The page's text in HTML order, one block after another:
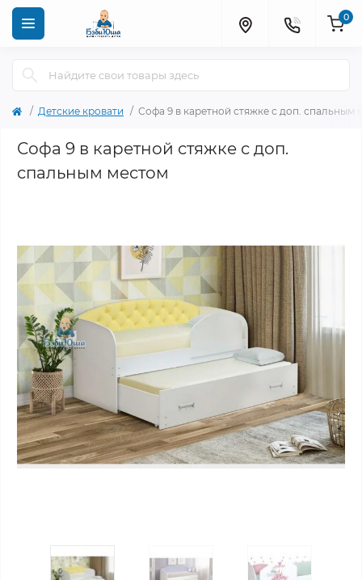
0
Детские кровати Софа 9 в каретной стяжке с доп. спальным
Софа 9 в каретной стяжке с доп.
спальным местом